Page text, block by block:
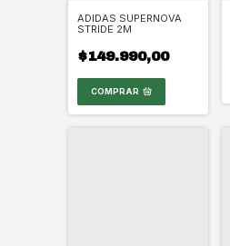
ADIDAS SUPERNOVA
STRIDE 2M
$149.990,00
COMPRAR